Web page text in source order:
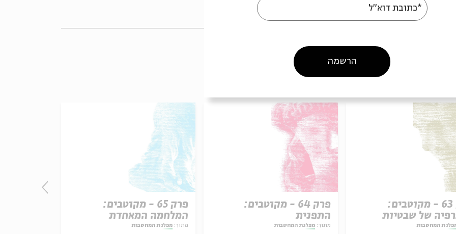
עוד בבית אבי חי
פרק 65 - מקוטבים:
המלחמה המאחדת
מתוך: מפלגת המחשבות
פרק 64 - מקוטבים:
התפנית
מתוך: מפלגת המחשבות
פרק 63 - מקוטבים:
של שבטיות
המחשבות
*כתובת דוא"ל
הרשמה